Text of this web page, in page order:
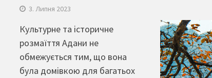
3. Липня 2023
Культурне та історичне
розмаїття Адани не
обмежується тим, що вона
була домівкою для багатьох